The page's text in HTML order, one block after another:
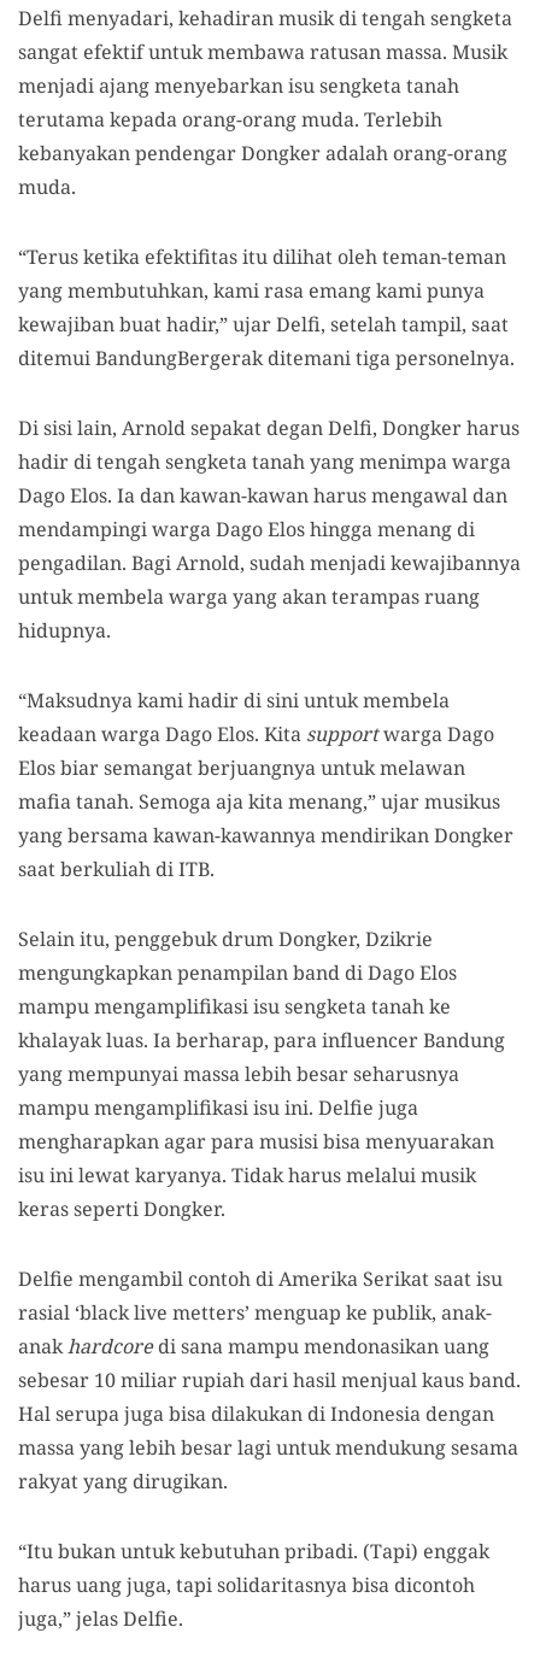
Delfi menyadari, kehadiran musik di tengah sengketa
sangat efektif untuk membawa ratusan massa. Musik
menjadi ajang menyebarkan isu sengketa tanah
terutama kepada orang-orang muda. Terlebih
kebanyakan pendengar Dongker adalah orang-orang
muda.
“Terus ketika efektifitas itu dilihat oleh teman-teman
yang membutuhkan, kami rasa emang kami punya
kewajiban buat hadir,” ujar Delfi, setelah tampil, saat
ditemui BandungBergerak ditemani tiga personelnya.
Di sisi lain, Arnold sepakat degan Delfi, Dongker harus
hadir di tengah sengketa tanah yang menimpa warga
Dago Elos. Ia dan kawan-kawan harus mengawal dan
mendampingi warga Dago Elos hingga menang di
pengadilan. Bagi Arnold, sudah menjadi kewajibannya
untuk membela warga yang akan terampas ruang
hidupnya.
“Maksudnya kami hadir di sini untuk membela
keadaan warga Dago Elos. Kita supportwarga Dago
Elos biar semangat berjuangnya untuk melawan
mafia tanah. Semoga aja kita menang,” ujar musikus
yang bersama kawan-kawannya mendirikan Dongker
saat berkuliah di ITB.
Selain itu, penggebuk drum Dongker, Dzikrie
mengungkapkan penampilan band di Dago Elos
mampu mengamplifikasi isu sengketa tanah ke
khalayak luas. Ia berharap, para influencer Bandung
yang mempunyai massa lebih besar seharusnya
mampu mengamplifikasi isu ini. Delfie juga
mengharapkan agar para musisi bisa menyuarakan
isu ini lewat karyanya. Tidak harus melalui musik
keras seperti Dongker.
Delfie mengambil contoh di Amerika Serikat saat isu
rasial ‘black live metters’ menguap ke publik, anak-
anakhardcoredi sana mampu mendonasikan uang
sebesar 10 miliar rupiah dari hasil menjual kaus band.
Hal serupa juga bisa dilakukan di Indonesia dengan
massa yang lebih besar lagi untuk mendukung sesama
rakyat yang dirugikan.
“Itu bukan untuk kebutuhan pribadi. (Tapi) enggak
harus uang juga, tapi solidaritasnya bisa dicontoh
juga,” jelas Delfie.